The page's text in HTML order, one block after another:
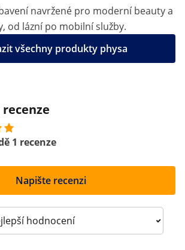
navržené pro moderní beauty a
od lázní po mobilní služby.
všechny produkty physa
1 recenze
Napište recenzi
reviews